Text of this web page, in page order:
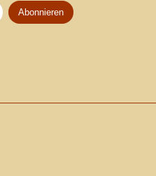
Abonnieren